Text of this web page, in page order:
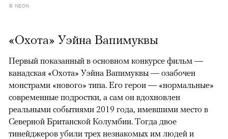
© NEON
«Охота» Уэйна Вапимуквы
Первый показанный в основном конкурсе фильм —
канадская «Охота» Уэйна Вапимуквы — озабочен
монстрами «нового» типа. Его герои — «нормальные»
современные подростки, а сам он вдохновлен
реальными событиями 2019 года, имевшими место в
Северной Британской Колумбии. Тогда двое
тинейджеров убили трех незнакомых им людей и